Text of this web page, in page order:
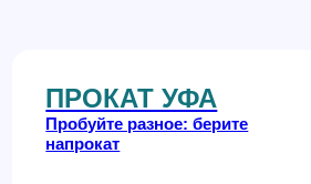
ПРОКАТ УФА
Пробуйте разное: берите
напрокат